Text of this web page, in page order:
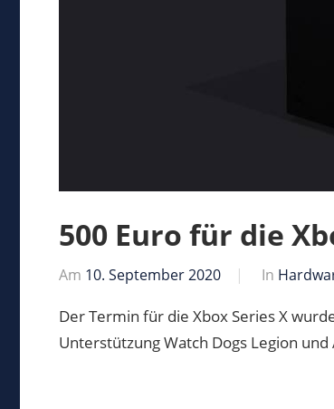
500 Euro für die
Am 10. September 2020
Von
In
Der Termin für die Xbox Series X
Unterstützung Watch Dogs Legion und